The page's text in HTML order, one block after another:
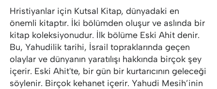
Hristiyanlar için Kutsal Kitap, dünyadaki en
önemli kitaptır. İki bölümden oluşur ve aslında bir
kitap koleksiyonudur. İlk bölüme Eski Ahit denir.
Bu, Yahudilik tarihi, İsrail topraklarında geçen
olaylar ve dünyanın yaratılışı hakkında birçok şey
içerir. Eski Ahit'te, bir gün bir kurtarıcının geleceği
söylenir. Birçok kehanet içerir. Yahudi Mesih’inin